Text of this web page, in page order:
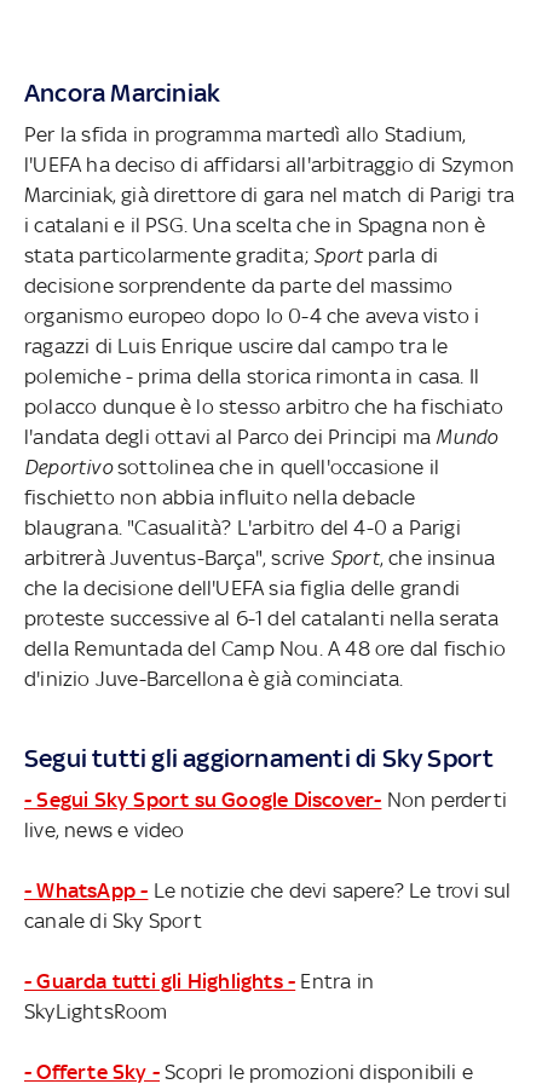
Ancora Marciniak
Per la sfida in programma martedì allo Stadium,
l'UEFA ha deciso di affidarsi all'arbitraggio di Szymon
Marciniak, già direttore di gara nel match di Parigi tra
i catalani e il PSG. Una scelta che in Spagna non è
stata particolarmente gradita;Sportparla di
decisione sorprendente da parte del massimo
organismo europeo dopo lo 0-4 che aveva visto i
ragazzi di Luis Enrique uscire dal campo tra le
polemiche - prima della storica rimonta in casa. Il
polacco dunque è lo stesso arbitro che ha fischiato
l'andata degli ottavi al Parco dei Principi ma Mundo
Deportivosottolinea che in quell'occasione il
fischietto non abbia influito nella debacle
blaugrana. "Casualità? L'arbitro del 4-0 a Parigi
arbitrerà Juventus-Barça", scrive Sport, che insinua
che la decisione dell'UEFA sia figlia delle grandi
proteste successive al 6-1 del catalanti nella serata
della Remuntada del Camp Nou. A 48 ore dal fischio
d'inizio Juve-Barcellona è già cominciata.
Segui tutti gli aggiornamenti di Sky Sport
- Segui Sky Sport su Google Discover- Non perderti
live, news e video
- WhatsApp - Le notizie che devi sapere? Le trovi sul
canale di Sky Sport
- Guarda tutti gli Highlights - Entra in
SkyLightsRoom
- Offerte Sky - Scopri le promozioni disponibili e